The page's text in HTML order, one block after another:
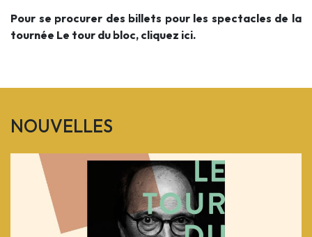
Pour se procurer des billets pour les spectacles de la
tournée Le tour du bloc, cliquez ici.
NOUVELLES